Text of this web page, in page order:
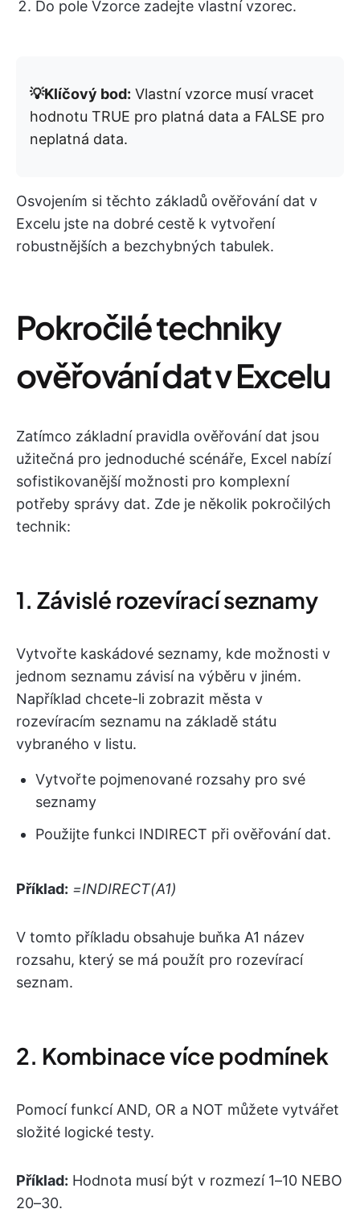
Do pole Vzorce zadejte vlastní vzorec.
💡Klíčový bod: Vlastní vzorce musí vracet
hodnotu TRUE pro platná data a FALSE pro
neplatná data.
Osvojením si těchto základů ověřování dat v
Excelu jste na dobré cestě k vytvoření
robustnějších a bezchybných tabulek.
Pokročilé techniky
ověřování dat v Excelu
Zatímco základní pravidla ověřování dat jsou
užitečná pro jednoduché scénáře, Excel nabízí
sofistikovanější možnosti pro komplexní
potřeby správy dat. Zde je několik pokročilých
technik:
1. Závislé rozevírací seznamy
Vytvořte kaskádové seznamy, kde možnosti v
jednom seznamu závisí na výběru v jiném.
Například chcete-li zobrazit města v
rozevíracím seznamu na základě státu
vybraného v listu.
Vytvořte pojmenované rozsahy pro své
seznamy
Použijte funkci INDIRECT při ověřování dat.
Příklad: =INDIRECT(A1)
V tomto příkladu obsahuje buňka A1 název
rozsahu, který se má použít pro rozevírací
seznam.
2. Kombinace více podmínek
Pomocí funkcí AND, OR a NOT můžete vytvářet
složité logické testy.
Příklad: Hodnota musí být v rozmezí 1–10 NEBO
20–30.